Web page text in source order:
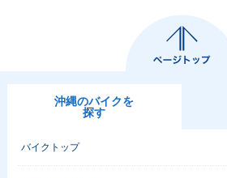
沖縄のバイクを
探す
バイクトップ